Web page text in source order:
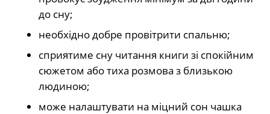
до сну;
необхідно добре провітрити спальню;
сприятиме сну читання книги зі спокійним
сюжетом або тиха розмова з близькою
людиною;
може налаштувати на міцний сон чашка